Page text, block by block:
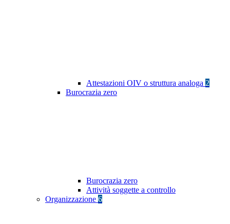
Attestazioni OIV o struttura analoga 2
Burocrazia zero
Burocrazia zero
Attività soggette a controllo
Organizzazione 6